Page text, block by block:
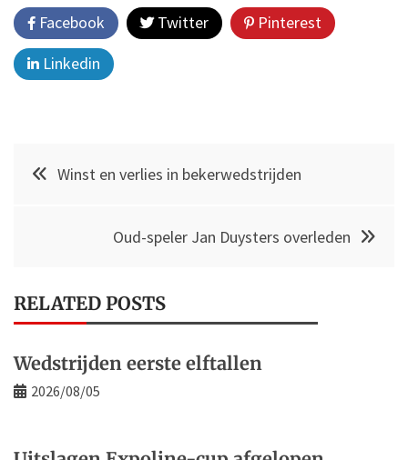
Facebook Twitter
Pinterest
Linkedin
Post Winst en verlies in bekerwedstrijden
Oud-speler Jan Duysters overleden
RELATED POSTS
Wedstrijden eerste elftallen
2026/08/05